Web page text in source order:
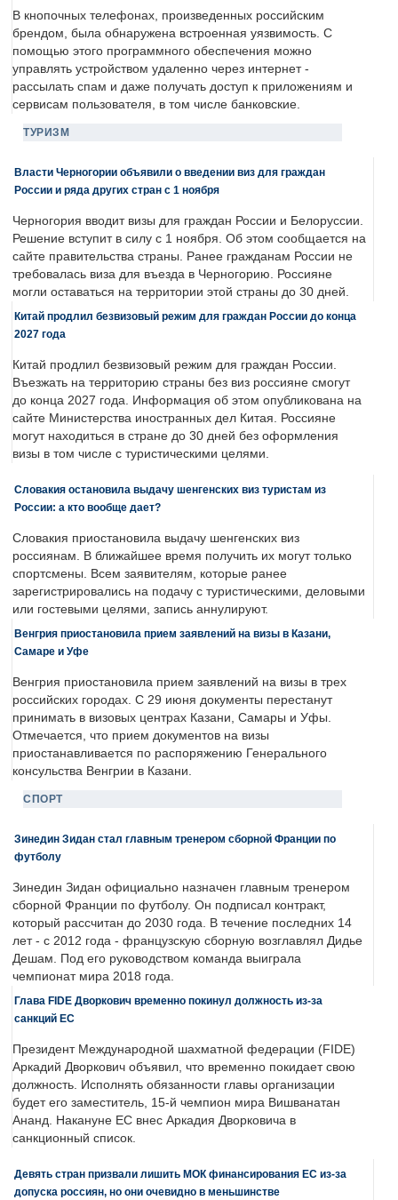
В кнопочных телефонах, произведенных российским
брендом, была обнаружена встроенная уязвимость. С
помощью этого программного обеспечения можно
управлять устройством удаленно через интернет -
рассылать спам и даже получать доступ к приложениям и
сервисам пользователя, в том числе банковские.
ТУРИЗМ
Власти Черногории объявили о введении виз для граждан
России и ряда других стран с 1 ноября
Черногория вводит визы для граждан России и Белоруссии.
Решение вступит в силу с 1 ноября. Об этом сообщается на
сайте правительства страны. Ранее гражданам России не
требовалась виза для въезда в Черногорию. Россияне
могли оставаться на территории этой страны до 30 дней.
Китай продлил безвизовый режим для граждан России до конца
2027 года
Китай продлил безвизовый режим для граждан России.
Въезжать на территорию страны без виз россияне смогут
до конца 2027 года. Информация об этом опубликована на
сайте Министерства иностранных дел Китая. Россияне
могут находиться в стране до 30 дней без оформления
визы в том числе с туристическими целями.
Словакия остановила выдачу шенгенских виз туристам из
России: а кто вообще дает?
Словакия приостановила выдачу шенгенских виз
россиянам. В ближайшее время получить их могут только
спортсмены. Всем заявителям, которые ранее
зарегистрировались на подачу с туристическими, деловыми
или гостевыми целями, запись аннулируют.
Венгрия приостановила прием заявлений на визы в Казани,
Самаре и Уфе
Венгрия приостановила прием заявлений на визы в трех
российских городах. С 29 июня документы перестанут
принимать в визовых центрах Казани, Самары и Уфы.
Отмечается, что прием документов на визы
приостанавливается по распоряжению Генерального
консульства Венгрии в Казани.
СПОРТ
Зинедин Зидан стал главным тренером сборной Франции по
футболу
Зинедин Зидан официально назначен главным тренером
сборной Франции по футболу. Он подписал контракт,
который рассчитан до 2030 года. В течение последних 14
лет - с 2012 года - французскую сборную возглавлял Дидье
Дешам. Под его руководством команда выиграла
чемпионат мира 2018 года.
Глава FIDE Дворкович временно покинул должность из-за
санкций ЕС
Президент Международной шахматной федерации (FIDE)
Аркадий Дворкович объявил, что временно покидает свою
должность. Исполнять обязанности главы организации
будет его заместитель, 15-й чемпион мира Вишванатан
Ананд. Накануне ЕС внес Аркадия Дворковича в
санкционный список.
Девять стран призвали лишить МОК финансирования ЕС из-за
допуска россиян, но они очевидно в меньшинстве